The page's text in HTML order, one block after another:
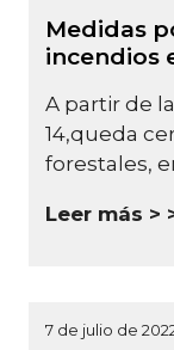
Medidas
incendios
A partir de
14,queda
forestales,
Leer más >
7 de julio de